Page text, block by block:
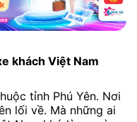
khách Việt Nam
tỉnh Phú Yên. Nơi
lối về. Mà những ai